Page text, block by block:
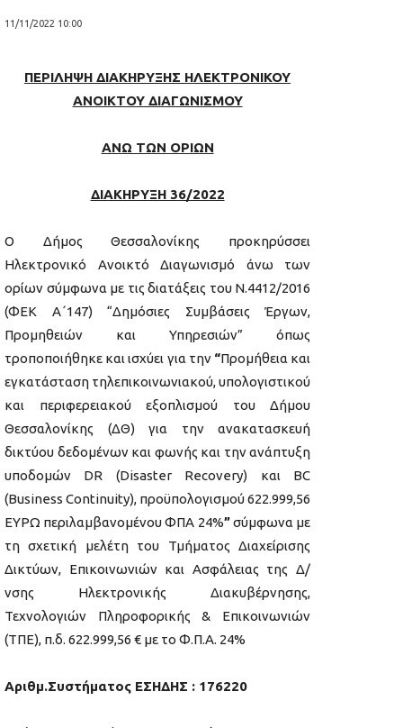
11/11/2022 10:00
ΠΕΡΙΛΗΨΗ ΔΙΑΚΗΡΥΞΗΣ ΗΛΕΚΤΡΟΝΙΚΟΥ
ΑΝΟΙΚΤΟΥ ΔΙΑΓΩΝΙΣΜΟΥ
ΑΝΩ ΤΩΝ ΟΡΙΩΝ
ΔΙΑΚΗΡΥΞΗ 36/2022
Ο Δήμος Θεσσαλονίκης προκηρύσσει
Ηλεκτρονικό Ανοικτό Διαγωνισμό άνω των
ορίων σύμφωνα με τις διατάξεις του Ν.4412/2016
(ΦΕΚ Α΄147) “Δημόσιες Συμβάσεις Έργων,
Προμηθειών και Υπηρεσιών” όπως
τροποποιήθηκε και ισχύει για την “Προμήθεια και
εγκατάσταση τηλεπικοινωνιακού, υπολογιστικού
και περιφερειακού εξοπλισμού του Δήμου
Θεσσαλονίκης (ΔΘ) για την ανακατασκευή
δικτύου δεδομένων και φωνής και την ανάπτυξη
υποδομών DR (Disaster Recovery) και BC
(Business Continuity), προϋπολογισμού 622.999,56
ΕΥΡΩ περιλαμβανομένου ΦΠΑ 24%”σύμφωνα με
τη σχετική μελέτη του Τμήματος Διαχείρισης
Δικτύων, Επικοινωνιών και Ασφάλειας της Δ/
νσης Ηλεκτρονικής Διακυβέρνησης,
Τεχνολογιών Πληροφορικής & Επικοινωνιών
(ΤΠΕ), π.δ. 622.999,56 € με το Φ.Π.Α. 24%
Αριθμ.Συστήματος ΕΣΗΔΗΣ : 176220